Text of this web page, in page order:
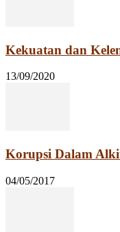
Kekuatan dan
13/09/2020
Korupsi Dalam
04/05/2017